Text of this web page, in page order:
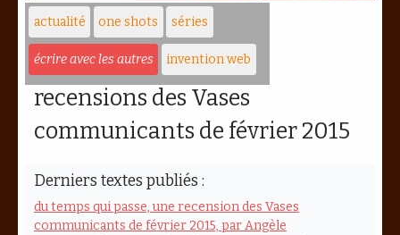
actualité one shots séries
écrire avec les autres invention web
recensions des Vases
communicants de février 2015
Derniers textes publiés :
du temps qui passe, une recension des Vases
communicants de février 2015, par Angèle